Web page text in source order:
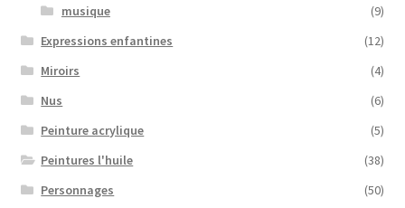
musique
(9)
Expressions enfantines
(12)
Miroirs
(4)
Nus
(6)
Peinture acrylique
(5)
Peintures l'huile
(38)
Personnages
(50)